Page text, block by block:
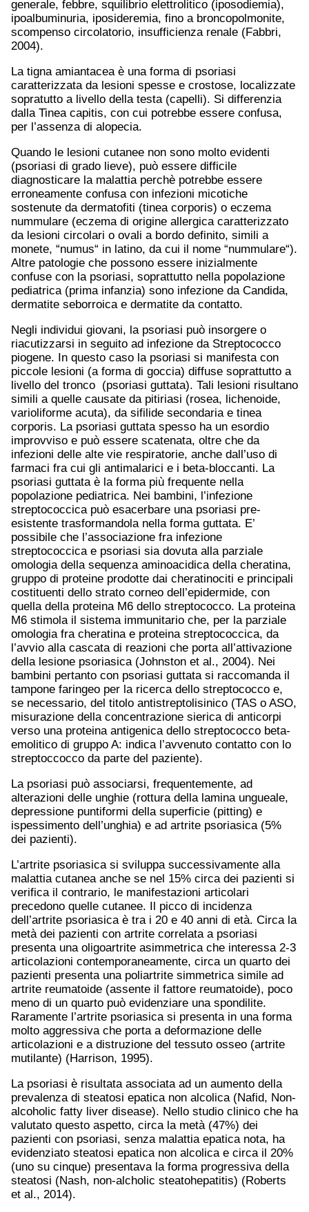
generale, febbre, squilibrio elettrolitico (iposodiemia),
ipoalbuminuria, iposideremia, fino a broncopolmonite,
scompenso circolatorio, insufficienza renale (Fabbri,
2004).
La tigna amiantacea è una forma di psoriasi
caratterizzata da lesioni spesse e crostose, localizzate
sopratutto a livello della testa (capelli). Si differenzia
dalla Tinea capitis, con cui potrebbe essere confusa,
per l’assenza di alopecia.
Quando le lesioni cutanee non sono molto evidenti
(psoriasi di grado lieve), può essere difficile
diagnosticare la malattia perchè potrebbe essere
erroneamente confusa con infezioni micotiche
sostenute da dermatofiti (tinea corporis) o eczema
nummulare (eczema di origine allergica caratterizzato
da lesioni circolari o ovali a bordo definito, simili a
monete, “numus“ in latino, da cui il nome “nummulare“).
Altre patologie che possono essere inizialmente
confuse con la psoriasi, soprattutto nella popolazione
pediatrica (prima infanzia) sono infezione da Candida,
dermatite seborroica e dermatite da contatto.
Negli individui giovani, la psoriasi può insorgere o
riacutizzarsi in seguito ad infezione da Streptococco
piogene. In questo caso la psoriasi si manifesta con
piccole lesioni (a forma di goccia) diffuse soprattutto a
livello del tronco (psoriasi guttata). Tali lesioni risultano
simili a quelle causate da pitiriasi (rosea, lichenoide,
varioliforme acuta), da sifilide secondaria e tinea
corporis. La psoriasi guttata spesso ha un esordio
improvviso e può essere scatenata, oltre che da
infezioni delle alte vie respiratorie, anche dall’uso di
farmaci fra cui gli antimalarici e i beta-bloccanti. La
psoriasi guttata è la forma più frequente nella
popolazione pediatrica. Nei bambini, l’infezione
streptococcica può esacerbare una psoriasi pre-
esistente trasformandola nella forma guttata. E’
possibile che l’associazione fra infezione
streptococcica e psoriasi sia dovuta alla parziale
omologia della sequenza aminoacidica della cheratina,
gruppo di proteine prodotte dai cheratinociti e principali
costituenti dello strato corneo dell’epidermide, con
quella della proteina M6 dello streptococco. La proteina
M6 stimola il sistema immunitario che, per la parziale
omologia fra cheratina e proteina streptococcica, da
l’avvio alla cascata di reazioni che porta all’attivazione
della lesione psoriasica (Johnston et al., 2004). Nei
bambini pertanto con psoriasi guttata si raccomanda il
tampone faringeo per la ricerca dello streptococco e,
se necessario, del titolo antistreptolisinico (TAS o ASO,
misurazione della concentrazione sierica di anticorpi
verso una proteina antigenica dello streptococco beta-
emolitico di gruppo A: indica l’avvenuto contatto con lo
streptoccocco da parte del paziente).
La psoriasi può associarsi, frequentemente, ad
alterazioni delle unghie (rottura della lamina ungueale,
depressione puntiformi della superficie (pitting) e
ispessimento dell’unghia) e ad artrite psoriasica (5%
dei pazienti).
L’artrite psoriasica si sviluppa successivamente alla
malattia cutanea anche se nel 15% circa dei pazienti si
verifica il contrario, le manifestazioni articolari
precedono quelle cutanee. Il picco di incidenza
dell’artrite psoriasica è tra i 20 e 40 anni di età. Circa la
metà dei pazienti con artrite correlata a psoriasi
presenta una oligoartrite asimmetrica che interessa 2-3
articolazioni contemporaneamente, circa un quarto dei
pazienti presenta una poliartrite simmetrica simile ad
artrite reumatoide (assente il fattore reumatoide), poco
meno di un quarto può evidenziare una spondilite.
Raramente l’artrite psoriasica si presenta in una forma
molto aggressiva che porta a deformazione delle
articolazioni e a distruzione del tessuto osseo (artrite
mutilante) (Harrison, 1995).
La psoriasi è risultata associata ad un aumento della
prevalenza di steatosi epatica non alcolica (Nafid, Non-
alcoholic fatty liver disease). Nello studio clinico che ha
valutato questo aspetto, circa la metà (47%) dei
pazienti con psoriasi, senza malattia epatica nota, ha
evidenziato steatosi epatica non alcolica e circa il 20%
(uno su cinque) presentava la forma progressiva della
steatosi (Nash, non-alcholic steatohepatitis) (Roberts
et al., 2014).